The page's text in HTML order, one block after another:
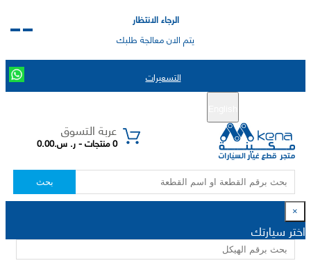
الرجاء الانتظار
يتم الان معالجة طلبك
التسعيرات
عربة التسوق
0 منتجات - ر. س.0.00
بحث
×
اختر سيارتك